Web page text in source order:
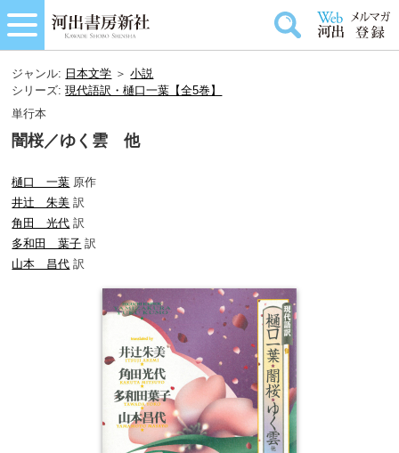
ジャンル: 日本文学 ＞小説
シリーズ:現代語訳・樋口一葉【全5巻】
単行本
闇桜／ゆく雲 他
樋口 一葉 原作
井辻 朱美 訳
角田 光代 訳
多和田 葉子 訳
山本 昌代 訳